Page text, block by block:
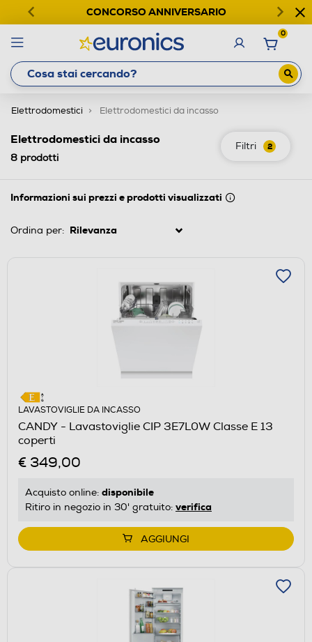
CONCORSO ANNIVERSARIO
0
Elettrodomestici Elettrodomestici da incasso
Filtri 2
Elettrodomestici da incasso
8 prodotti
Informazioni sui prezzi e prodotti visualizzati
Ordina per:
LAVASTOVIGLIE DA INCASSO
CANDY - Lavastoviglie CIP 3E7L0W Classe E 13
coperti
€ 349,00
Acquisto online: disponibile
Ritiro in negozio in 30' gratuito: verifica
AGGIUNGI